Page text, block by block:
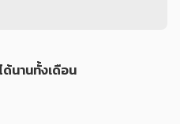
ด้นานทั้งเดือน